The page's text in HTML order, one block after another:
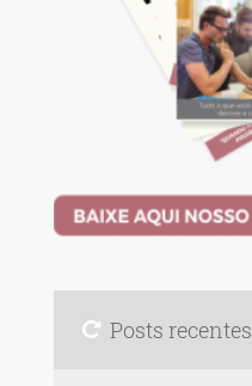
Posts recentes